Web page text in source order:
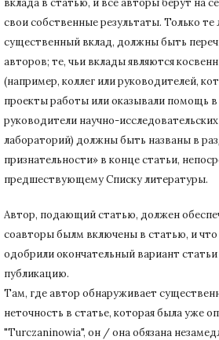
свои собственные результаты. Только те
существенный вклад, должны быть
авторов; те, чьи вклады являются
(например, коллег или руководителей,
проекты работы или оказывали помощь в
руководители научно-
лабораторий) должны быть названы в
признательности» в конце статьи,
предшествующему Списку литературы.
Автор, подающий статью, должен
соавторы былм включены в статью, и
одобрили окончательный вариант статьи
публикацию.
Там, где автор обнаруживает
неточность в статье, которая была уже
"Turczaninowia", он / она обязана